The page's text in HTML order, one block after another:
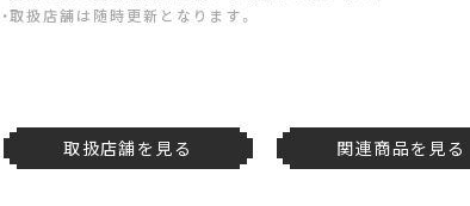
・取扱店舗は随時更新となります。
取扱店舗を見る 関連商品を見る